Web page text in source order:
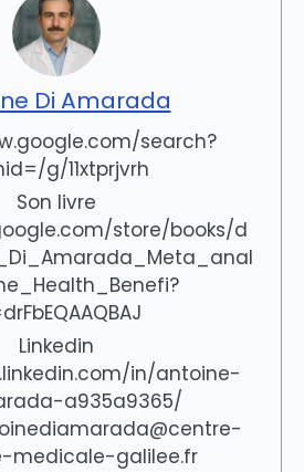
Di Amarada
search?
g/11xtprjvrh
Son livre
store/books/d
Linkedin
in/antoine-
a935a9365/
medicale-galilee.fr